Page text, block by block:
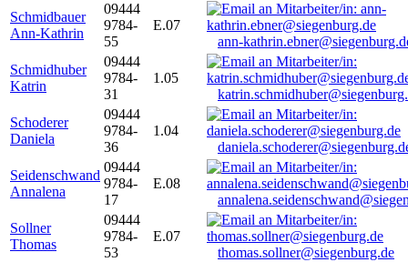
Schmidbauer
Ann-Kathrin
09444
9784-
55
E.07
ann-
Schmidhuber
Katrin
09444
9784-
31
1.05
Schoderer
Daniela
09444
9784-
36
1.04
Seidenschwand
Annalena
09444
9784-
17
E.08
Sollner
Thomas
09444
9784-
53
E.07
thomas.sollner@siegenburg.de